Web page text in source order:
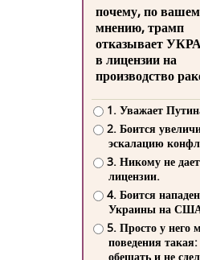
почему, по
мнению, трамп
отказывает
в лицензии на
производство
1. Уважает
2. Боится
эскалацию
3. Никому не
лицензии.
4. Боится
Украины на
5. Просто у него
поведения такая:
обещать и не